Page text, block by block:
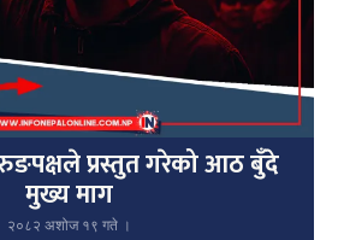
प्रस्तुत गरेको आठ बुँदे
मुख्य माग
२०८२ अशोज १९ गते ।